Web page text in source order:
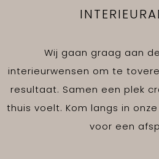
Wij gaan graag aan
interieurwensen om te
resultaat. Samen een plek
thuis voelt. Kom langs in
voor een